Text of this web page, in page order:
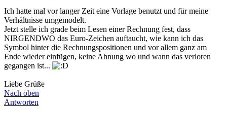
Ich hatte mal vor langer Zeit eine Vorlage benutzt und für meine
Verhältnisse umgemodelt.
Jetzt stelle ich grade beim Lesen einer Rechnung fest, dass
NIRGENDWO das Euro-Zeichen auftaucht, wie kann ich das
Symbol hinter die Rechnungspositionen und vor allem ganz am
Ende wieder einfügen, keine Ahnung wo und wann das verloren
gegangen ist...
Liebe Grüße
Nach oben
Antworten